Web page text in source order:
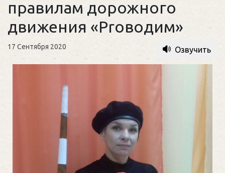
правилам дорожного
движения «Proводим»
17 Сентября 2020 Озвучить